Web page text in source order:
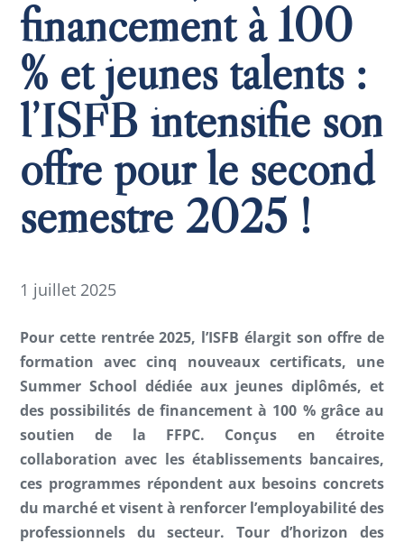
financement à 100
% et jeunes talents :
l’ISFB intensifie son
offre pour le second
semestre 2025 !
1 juillet 2025
Pour cette rentrée 2025, l’ISFB élargit son offre de
formation avec cinq nouveaux certificats, une
Summer School dédiée aux jeunes diplômés, et
des possibilités de financement à 100 % grâce au
soutien de la FFPC. Conçus en étroite
collaboration avec les établissements bancaires,
ces programmes répondent aux besoins concrets
du marché et visent à renforcer l’employabilité des
professionnels du secteur. Tour d’horizon des